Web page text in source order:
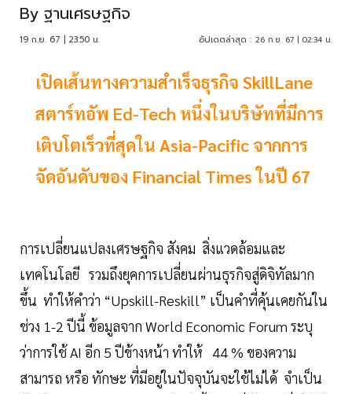
By ฐานเศรษฐกิจ
19 ก.ย. 67 | 23:50 น. อัปเดตล่าสุด : 26 ก.ย. 67 | 02:34 น.
เปิดเส้นทางความสำเร็จธุรกิจ SkillLane
สตาร์ทอัพ Ed-Tech หนึ่งในบริษัทที่มีการ
เติบโตเร็วที่สุดใน Asia-Pacific จากการ
จัดอันดับของ Financial Times ในปี 67
การเปลี่ยนแปลงเศรษฐกิจ สังคม สิ่งแวดล้อมและ
เทคโนโลยี รวมถึงยุคการเปลี่ยนผ่านธุรกิจสู่ดิจิทัลมาก
ขึ้น ทำให้คำว่า “Upskill-Reskill” เป็นคำที่คุ้นเคยกันใน
ช่วง 1-2 ปีนี้ ข้อมูลจาก World Economic Forum ระบุ
ว่าการใช้ AI อีก 5 ปีข้างหน้า ทำให้ 44 % ของความ
สามารถ หรือ ทักษะ ที่มีอยู่ในปัจจุบันจะใช้ไม่ได้ จำเป็น